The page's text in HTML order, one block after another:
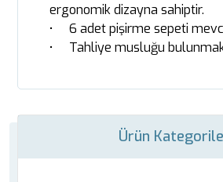
ergonomik dizayna sahiptir.
• 6 adet pişirme sepeti
• Tahliye musluğu
Ürün